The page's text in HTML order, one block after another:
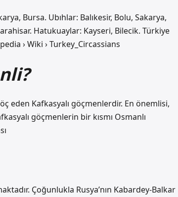
Bursa. Ubıhlar: Balıkesir, Bolu, Sakarya,
Hatukuaylar: Kayseri, Bilecik. Türkiye
› Wiki › Turkey_Circassians
eden Kafkasyalı göçmenlerdir. En önemlisi,
göçmenlerin bir kısmı Osmanlı
Çoğunlukla Rusya’nın Kabardey-Balkar